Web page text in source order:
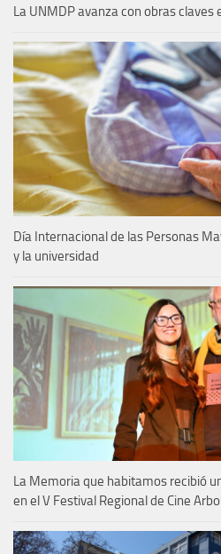
La UNMDP avanza con obras claves
Día Internacional de las Personas
y la universidad
La Memoria que habitamos recibió
en el V Festival Regional de Cine